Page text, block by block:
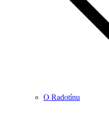
O Radotínu